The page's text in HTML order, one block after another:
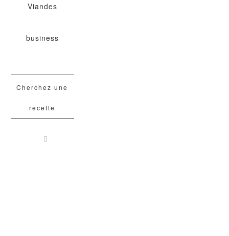
Viandes
business
Cherchez une
recette